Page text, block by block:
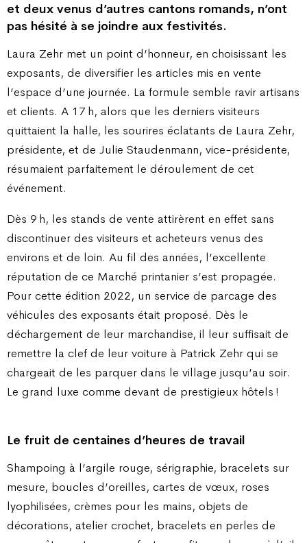
et deux venus d’autres cantons romands, n’ont
pas hésité à se joindre aux festivités.
Laura Zehr met un point d’honneur, en choisissant les
exposants, de diversifier les articles mis en vente
l’espace d’une journée. La formule semble ravir artisans
et clients. A 17 h, alors que les derniers visiteurs
quittaient la halle, les sourires éclatants de Laura Zehr,
présidente, et de Julie Staudenmann, vice-présidente,
résumaient parfaitement le déroulement de cet
événement.
Dès 9 h, les stands de vente attirèrent en effet sans
discontinuer des visiteurs et acheteurs venus des
environs et de loin. Au fil des années, l’excellente
réputation de ce Marché printanier s’est propagée.
Pour cette édition 2022, un service de parcage des
véhicules des exposants était proposé. Dès le
déchargement de leur marchandise, il leur suffisait de
remettre la clef de leur voiture à Patrick Zehr qui se
chargeait de les parquer dans le village jusqu’au soir.
Le grand luxe comme devant de prestigieux hôtels !
Le fruit de centaines d’heures de travail
Shampoing à l’argile rouge, sérigraphie, bracelets sur
mesure, boucles d’oreilles, cartes de vœux, roses
lyophilisées, crèmes pour les mains, objets de
décorations, atelier crochet, bracelets en perles de